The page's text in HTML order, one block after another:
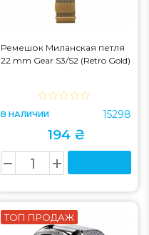
Ремешок Миланская петля
22 mm Gear S3/S2 (Retro Gold)
В НАЛИЧИИ 15298
194 ₴
ТОП ПРОДАЖ